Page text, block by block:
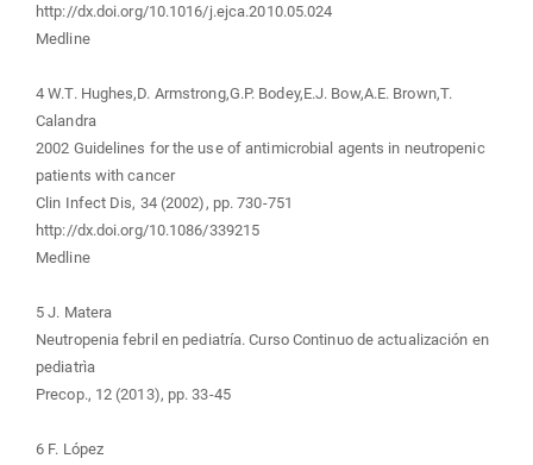
http://dx.doi.org/10.1016/j.ejca.2010.05.024
Medline
4 W.T. Hughes,D. Armstrong,G.P. Bodey,E.J. Bow,A.E. Brown,T.
Calandra
2002 Guidelines for the use of antimicrobial agents in neutropenic
patients with cancer
Clin Infect Dis, 34 (2002), pp. 730-751
http://dx.doi.org/10.1086/339215
Medline
5 J. Matera
Neutropenia febril en pediatría. Curso Continuo de actualización en
pediatrìa
Precop., 12 (2013), pp. 33-45
6 F. López